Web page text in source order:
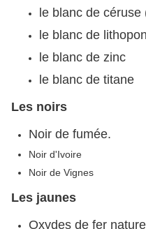
le blanc de céruse
le blanc de
le blanc de zinc
le blanc de titane
Les noirs
Noir de fumée.
Noir d'Ivoire
Noir de Vignes
Les jaunes
Oxydes de fer